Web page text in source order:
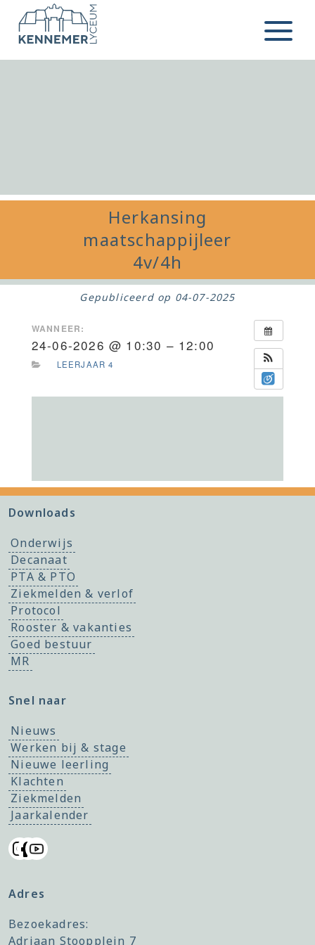
Ga naar de inhoud
Menu
Herkansing
maatschappijleer
4v/4h
Gepubliceerd op 04-07-2025
WANNEER:
24-06-2026 @ 10:30 – 12:00
LEERJAAR 4
Downloads
Onderwijs
Decanaat
PTA & PTO
Ziekmelden & verlof
Protocol
Rooster & vakanties
Goed bestuur
MR
Snel naar
Nieuws
Werken bij & stage
Nieuwe leerling
Klachten
Ziekmelden
Jaarkalender
Adres
Bezoekadres:
Adriaan Stoopplein 7